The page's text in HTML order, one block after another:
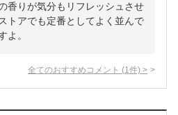
香りが気分もリフレッシュさせ
トアでも定番としてよく並んで
よ。
全てのおすすめコメント (1 件) >